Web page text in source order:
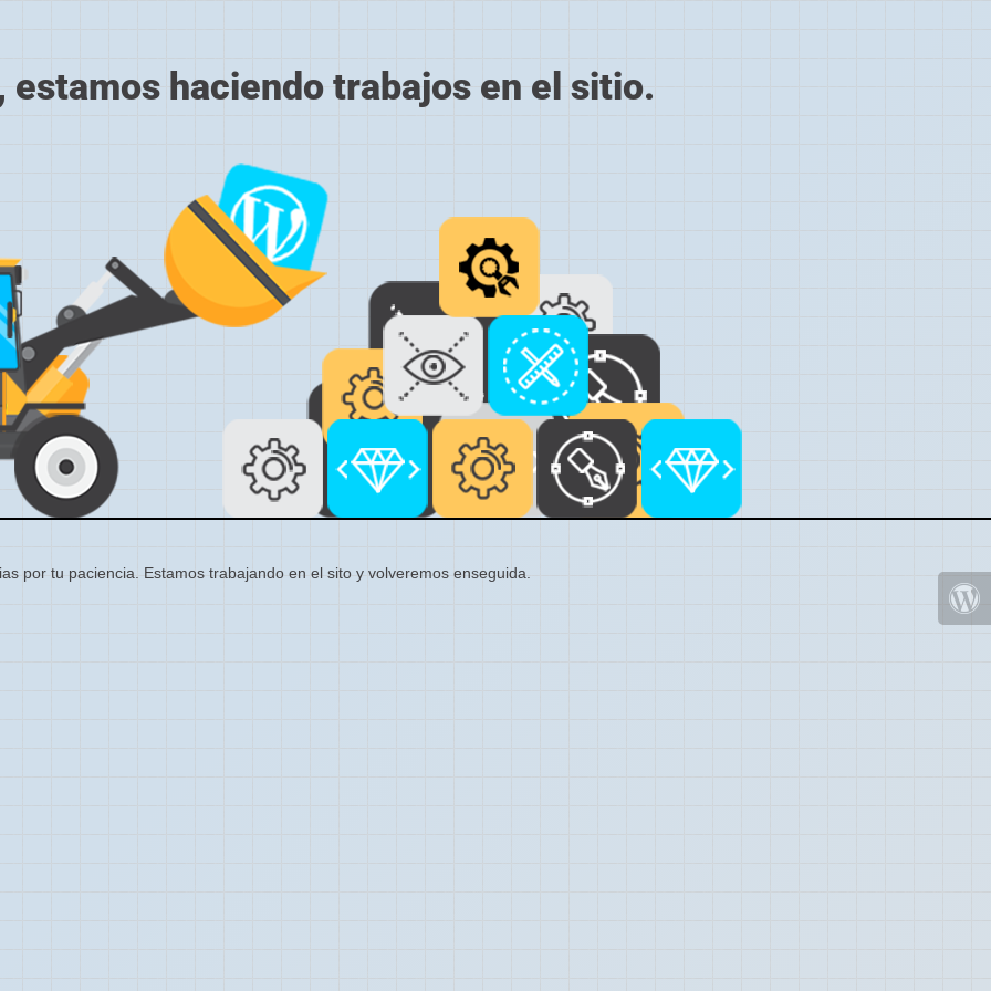
estamos haciendo trabajos en el sitio.
por tu paciencia. Estamos trabajando en el sito y volveremos enseguida.